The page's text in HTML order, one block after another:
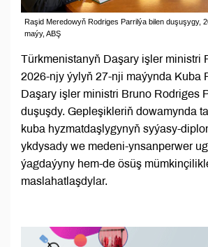
Raşid Meredowyň Rodriges Parrilýa bilen duşuşygy,
maýy, ABŞ
Türkmenistanyň Daşary işler ministri
2026-njy ýylyň 27-nji maýynda Kuba
Daşary işler ministri Bruno Rodriges
duşuşdy. Gepleşikleriň dowamynda
kuba hyzmatdaşlygynyň syýasy-
ykdysady we medeni-ynsanperwer
ýagdaýyny hem-de ösüş
maslahatlaşdylar.